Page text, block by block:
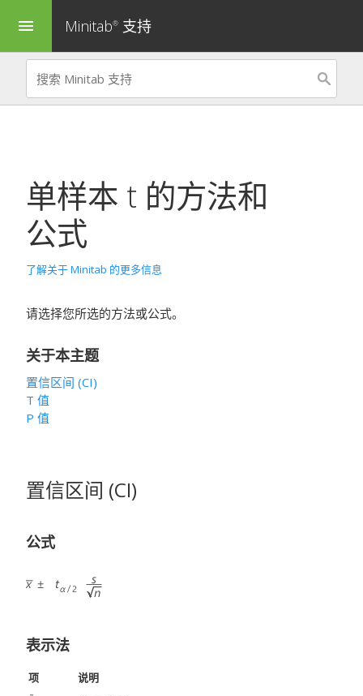
menu Minitab® 支持
单样本 t 的方法和
公式
了解关于 Minitab 的更多信息
请选择您所选的方法或公式。
关于本主题
置信区间 (CI)
T 值
P 值
置信区间 (CI)
公式
表示法
项 说明